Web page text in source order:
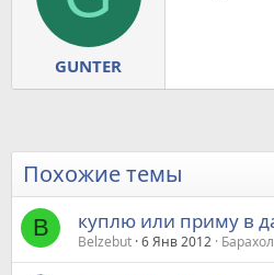
GUNTER
Похожие темы
B куплю или приму в
Belzebut 6 Янв 2012